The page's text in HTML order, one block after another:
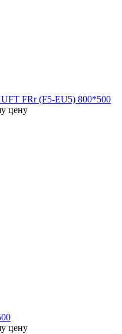
FRr (F5-EU5) 800*500
цену
цену